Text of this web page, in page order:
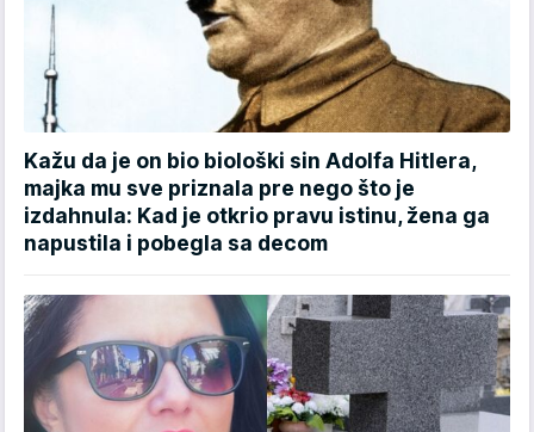
Kažu da je on bio biološki sin Adolfa Hitlera,
majka mu sve priznala pre nego što je
izdahnula: Kad je otkrio pravu istinu, žena ga
napustila i pobegla sa decom